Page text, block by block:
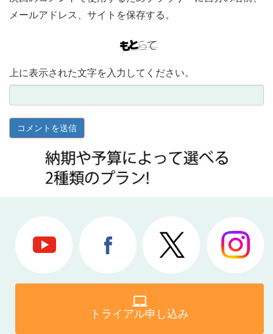
メールアドレス、サイトを保存する。
上に表示された文字を入力してください。
トライアル申し込み